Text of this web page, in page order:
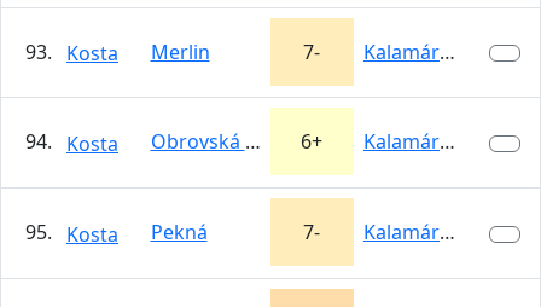
93. Kosta Merlin 7- Kalamárka
94. Kosta Obrovská strecha 6+ Kalamárka
95. Kosta Pekná 7- Kalamárka